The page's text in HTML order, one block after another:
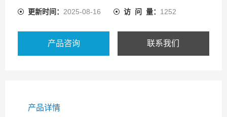
更新时间： 2025-08-16 访 问 量： 1252
产品咨询 联系我们
产品详情